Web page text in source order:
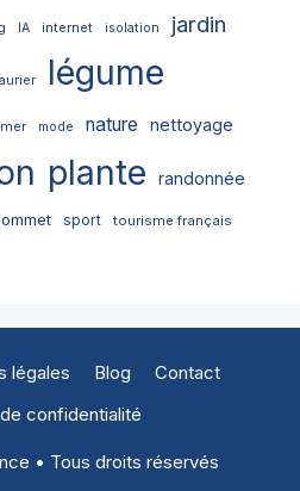
IA internet isolation jardin
laurier légume
mer mode nature nettoyage
plante randonnée
sport tourisme français
légales Blog
Contact
confidentialité
• Tous droits réservés